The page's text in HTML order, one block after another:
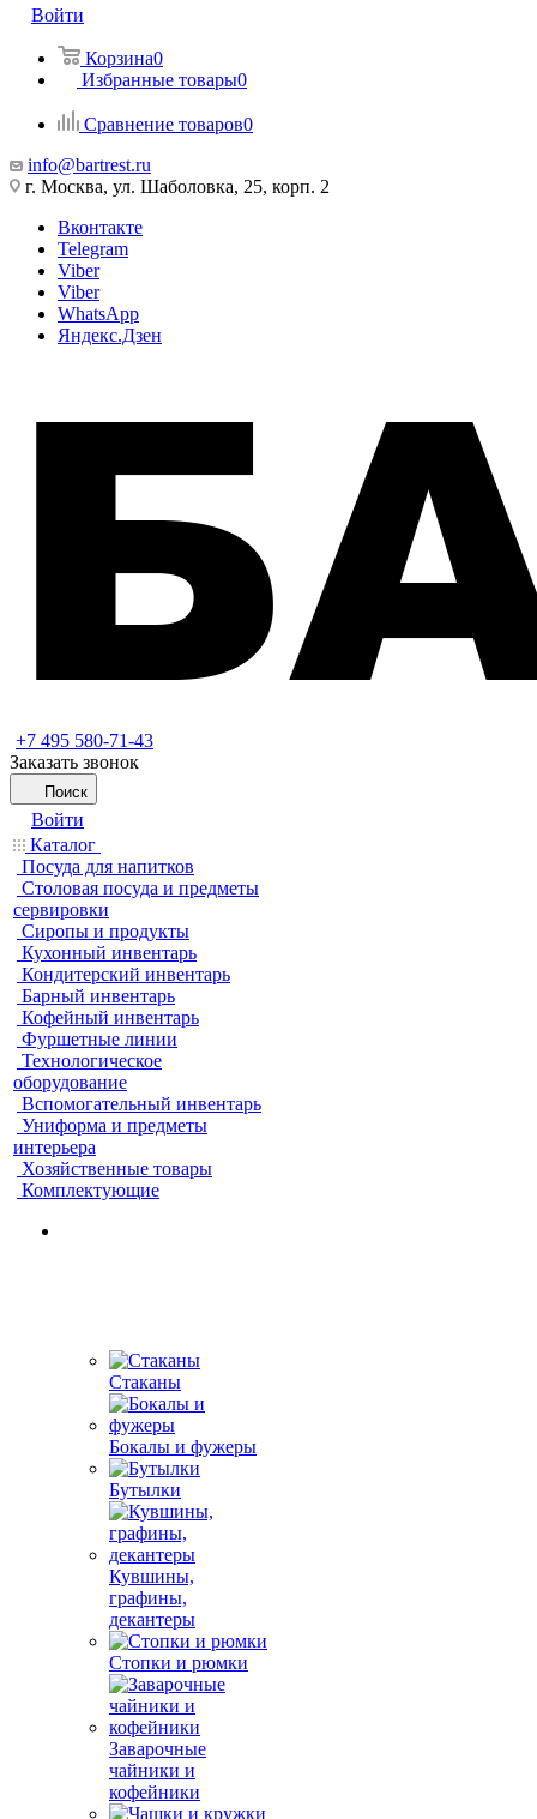
Войти
Корзина0
Избранные товары0
Сравнение товаров0
info@bartrest.ru
г. Москва, ул. Шаболовка, 25, корп. 2
Вконтакте
Telegram
Viber
Viber
WhatsApp
Яндекс.Дзен
+7 495 580-71-43
Заказать звонок
Поиск
Войти
Каталог
Посуда для напитков
Столовая посуда и предметы
сервировки
Сиропы и продукты
Кухонный инвентарь
Кондитерский инвентарь
Барный инвентарь
Кофейный инвентарь
Фуршетные линии
Технологическое
оборудование
Вспомогательный инвентарь
Униформа и предметы
интерьера
Хозяйственные товары
Комплектующие
Стаканы
Бокалы и фужеры
Бутылки
Кувшины,
графины,
декантеры
Стопки и рюмки
Заварочные
чайники и
кофейники